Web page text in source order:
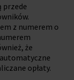
przede
z numerem o
że
opłaty.